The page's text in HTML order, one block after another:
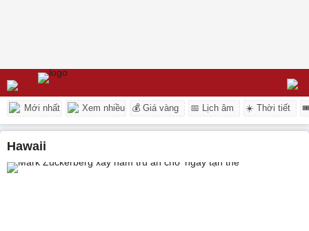
Mới nhất Xem nhiều 💰 Giá vàng 📅 Lịch âm ☀️ Thời tiết
Hawaii